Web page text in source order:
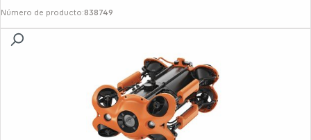
Número de producto:838749